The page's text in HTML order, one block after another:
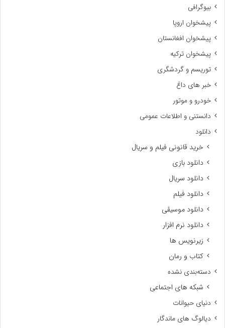
بیوگرافی
پیشخوان اروپا
پیشخوان افغانستان
پیشخوان ترکیه
توریسم و گردشگری
خبر های داغ
خودرو و موتور
دانستنی و اطلاعات عمومی
دانلود
خرید قانونی فیلم و سریال
دانلود بازی
دانلود سریال
دانلود فیلم
دانلود موسیقی
دانلود نرم افزار
زیرنویس ها
کتاب و رمان
دسته‌بندی نشده
شبکه های اجتماعی
دنیای حیوانات
دیالوگ های ماندگار